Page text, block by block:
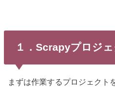
１．Scrapyプロジ
まずは作業するプロジェクト